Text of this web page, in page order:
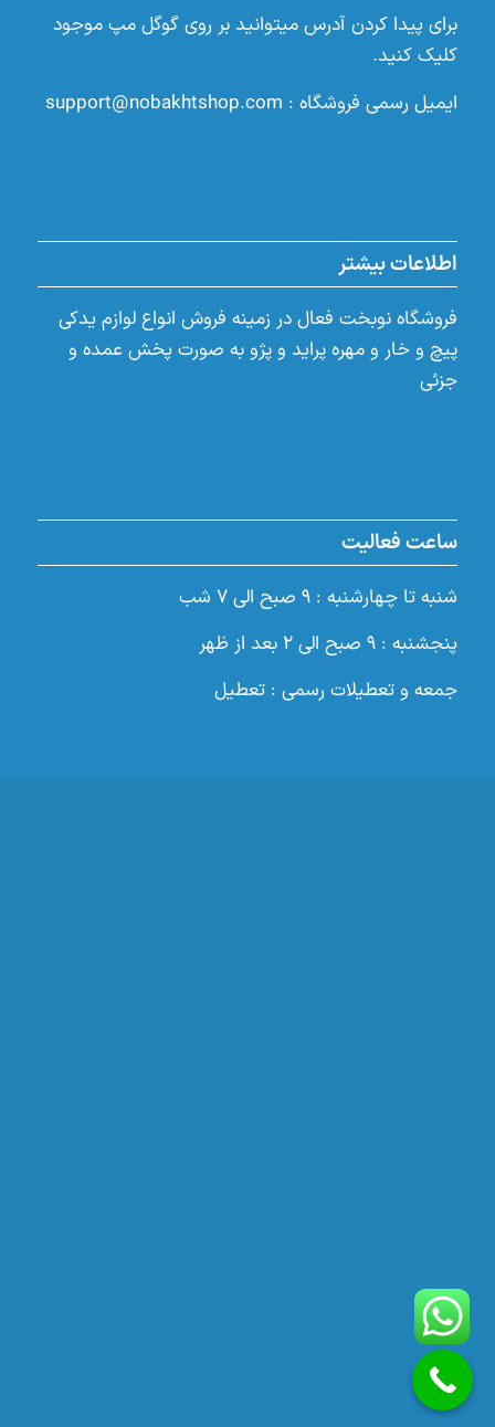
برای پیدا کردن آدرس میتوانید بر روی گوگل مپ موجود
کلیک کنید.
ایمیل رسمی فروشگاه : support@nobakhtshop.com
اطلاعات بیشتر
فروشگاه نوبخت فعال در زمینه فروش انواع لوازم یدکی
پیچ و خار و مهره پراید و پژو به صورت پخش عمده و
جزئی
ساعت فعالیت
شنبه تا چهارشنبه : ۹ صبح الی ۷ شب
پنجشنبه : ۹ صبح الی ۲ بعد از ظهر
جمعه و تعطیلات رسمی : تعطیل